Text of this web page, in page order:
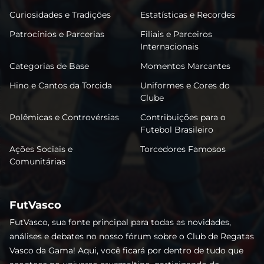
Curiosidades e Tradições
Estatísticas e Recordes
Patrocínios e Parcerias
Filiais e Parceiros
Internacionais
Categorias de Base
Momentos Marcantes
Hino e Cantos da Torcida
Uniformes e Cores do
Clube
Polêmicas e Controvérsias
Contribuições para o
Futebol Brasileiro
Ações Sociais e
Comunitárias
Torcedores Famosos
FutVasco
FutVasco, sua fonte principal para todas as novidades,
análises e debates no nosso fórum sobre o Club de Regatas
Vasco da Gama! Aqui, você ficará por dentro de tudo que